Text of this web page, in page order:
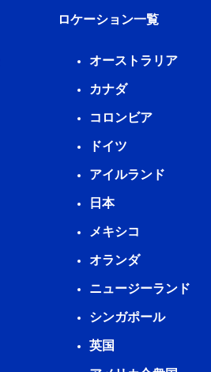
ロケーション一覧
オーストラリア
カナダ
コロンビア
ドイツ
アイルランド
日本
メキシコ
オランダ
ニュージーランド
シンガポール
英国